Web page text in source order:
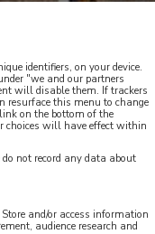
identifiers, on your device.
"we and our partners
will disable them. If trackers
resurface this menu to change
on the bottom of the
choices will have effect within
not record any data about
and/or access information
audience research and